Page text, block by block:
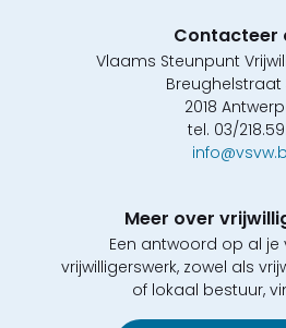
Contacteer
Vlaams Steunpunt
Breughelstraat
2018
tel. 03/
Meer over
Een antwoord op al
vrijwilligerswerk, zowel als
of lokaal bestuur,